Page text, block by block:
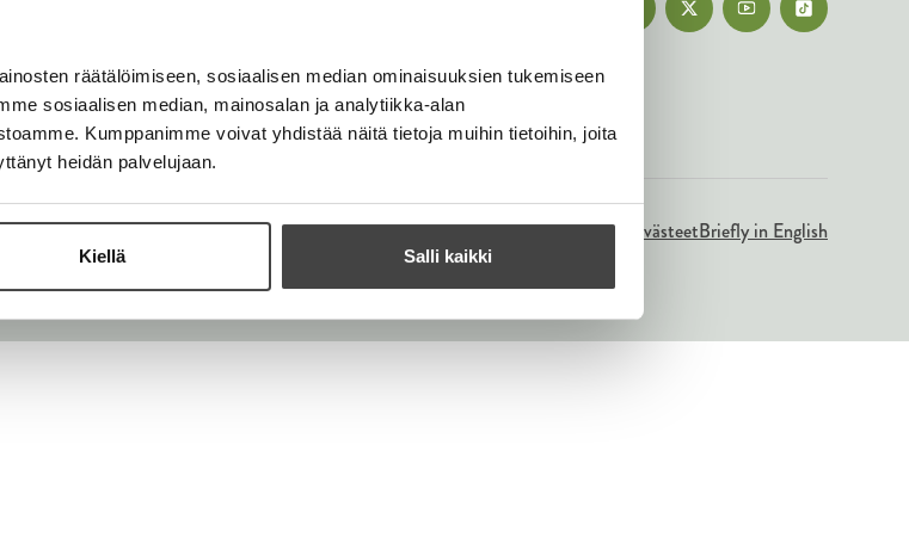
räätälöimiseen, sosiaalisen median ominaisuuksien tukemiseen
sosiaalisen median, mainosalan ja analytiikka-alan
Kumppanimme voivat yhdistää näitä tietoja muihin tietoihin, joita
heidän palvelujaan.
Kiellä Salli kaikki
Tietosuojaseloste EvästeetBriefly in English